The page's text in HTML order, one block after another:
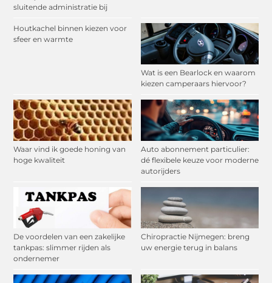
sluitende administratie bij
Houtkachel binnen kiezen voor
sfeer en warmte
Wat is een Bearlock en waarom
kiezen camperaars hiervoor?
Waar vind ik goede honing van
hoge kwaliteit
Auto abonnement particulier:
dé flexibele keuze voor moderne
autorijders
De voordelen van een zakelijke
tankpas: slimmer rijden als
ondernemer
Chiropractie Nijmegen: breng
uw energie terug in balans